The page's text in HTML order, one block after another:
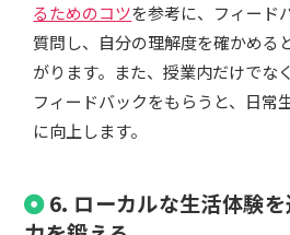
るためのコツを参考に、フィード
質問し、自分の理解度を確かめる
がります。また、授業内だけでな
フィードバックをもらうと、日常
に向上します。
6. ローカルな生活体験